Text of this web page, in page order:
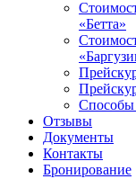
«Бетта»
Способы
Отзывы
Документы
Контакты
Бронирование